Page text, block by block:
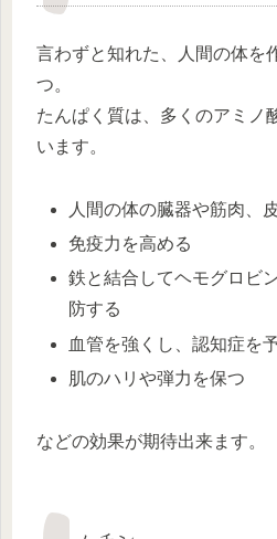
言わずと知れた、人間の体を
つ。
たんぱく質は、多くのアミノ
います。
人間の体の臓器や筋肉、
免疫力を高める
鉄と結合してヘモグロビ
防する
血管を強くし、認知症を
肌のハリや弾力を保つ
などの効果が期待出来ます。